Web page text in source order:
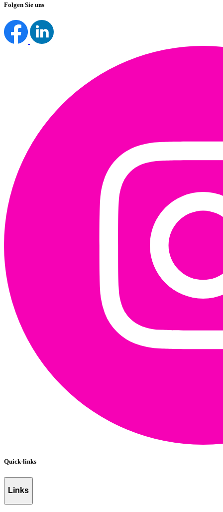
Folgen Sie uns
Quick-links
Links